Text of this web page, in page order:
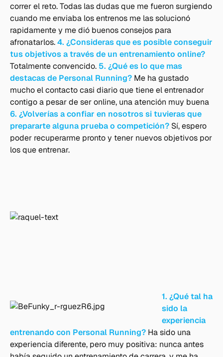
correr el reto. Todas las dudas que me fueron surgiendo
cuando me enviaba los entrenos me las solucionó
rapidamente y me dió buenos consejos para
afronatarlos.4. ¿Consideras que es posible conseguir
tus objetivos a través de un entrenamiento online?
Totalmente convencido. 5. ¿Qué es lo que mas
destacas de Personal Running? Me ha gustado
mucho el contacto casi diario que tiene el entrenador
contigo a pesar de ser online, una atención muy buena
6. ¿Volverías a confiar en nosotros si tuvieras que
prepararte alguna prueba o competición? Sí, espero
poder recuperarme pronto y tener nuevos objetivos por
los que entrenar.
1. ¿Qué tal ha
sido la
experiencia
entrenando con Personal Running? Ha sido una
experiencia diferente, pero muy positiva: nunca antes